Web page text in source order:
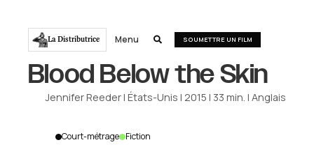
La Distributrice Menu  SOUMETTRE UN FILM
Blood Below the Skin
Jennifer Reeder|États-Unis |2015 | 33 min. |Anglais
Court-métrage Fiction